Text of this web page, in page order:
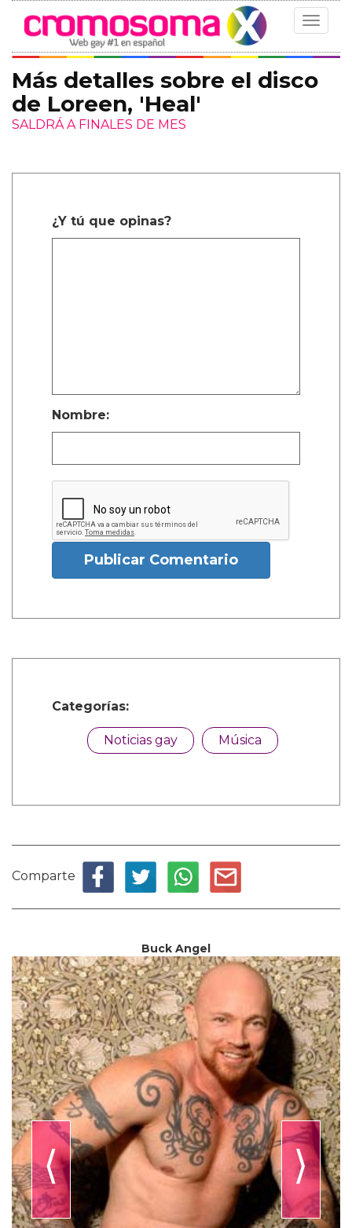
Toggle
Más detalles sobre el disco
de Loreen, 'Heal'
SALDRÁ A FINALES DE MES
¿Y tú que opinas?
Nombre:
Publicar Comentario
Categorías:
Noticias gay Música
Comparte
Buck Angel
⟨ ⟩